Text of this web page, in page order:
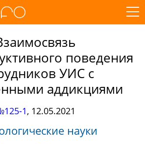
поведения
УИС с
аддикциями
1, 12.05.2021
науки